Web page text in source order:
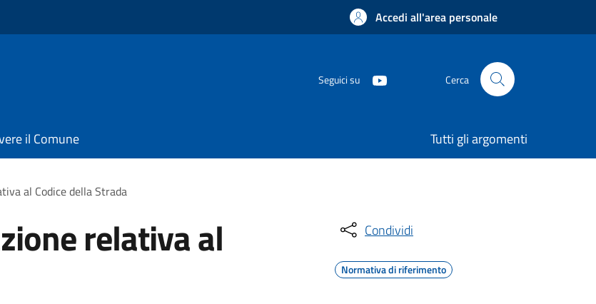
Accedi all'area personale
Seguici su Cerca
il Comune Tutti gli argomenti
al Codice della Strada
relativa al Condividi
Normativa di riferimento